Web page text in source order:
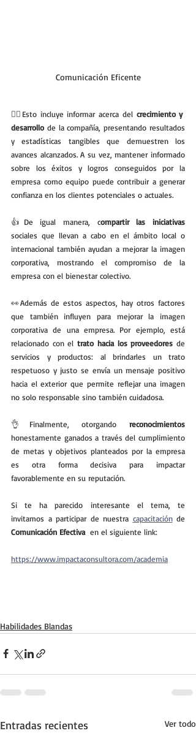
Comunicación Eficente
💁‍♂️Esto incluye informar acerca del crecimiento y
desarrollo de la compañía, presentando resultados
y estadísticas tangibles que demuestren los
avances alcanzados. A su vez, mantener informado
sobre los éxitos y logros conseguidos por la
empresa como equipo puede contribuir a generar
confianza en los clientes potenciales o actuales.
👍De igual manera, compartir las iniciativas
sociales que llevan a cabo en el ámbito local o
internacional también ayudan a mejorar la imagen
corporativa, mostrando el compromiso de la
empresa con el bienestar colectivo.
👀Además de estos aspectos, hay otros factores
que también influyen para mejorar la imagen
corporativa de una empresa. Por ejemplo, está
relacionado con el trato hacia los proveedores de
servicios y productos: al brindarles un trato
respetuoso y justo se envía un mensaje positivo
hacia el exterior que permite reflejar una imagen
no solo responsable sino también cuidadosa.
👌Finalmente, otorgando reconocimientos
honestamente ganados a través del cumplimiento
de metas y objetivos planteados por la empresa
es otra forma decisiva para impactar
favorablemente en su reputación.
Si te ha parecido interesante el tema, te
invitamos a participar de nuestra capacitación
Comunicación Efectiva en el siguiente link:
https://www.impactaconsultora.com/academia
Habilidades Blandas
Entradas recientes Ver todo